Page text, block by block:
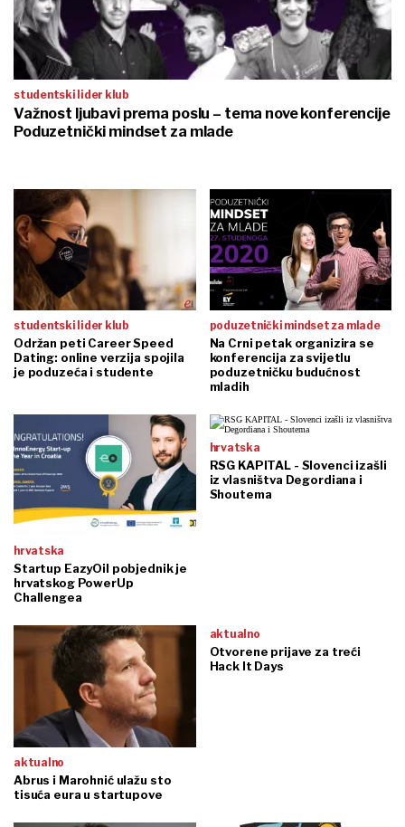
studentski lider klub
Važnost ljubavi prema poslu – tema nove konferencije
Poduzetnički mindset za mlade
studentski lider klub
Održan peti Career Speed
Dating: online verzija spojila
je poduzeća i studente
poduzetnički mindset za mlade
Na Crni petak organizira se
konferencija za svijetlu
poduzetničku budućnost
mladih
hrvatska
Startup EazyOil pobjednik je
hrvatskog PowerUp
Challengea
hrvatska
RSG KAPITAL - Slovenci izašli
iz vlasništva Degordiana i
Shoutema
aktualno
Abrus i Marohnić ulažu sto
tisuća eura u startupove
aktualno
Otvorene prijave za treći
Hack It Days